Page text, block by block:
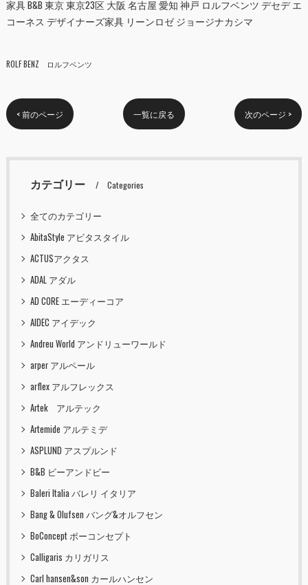
家具 B&B 東京 東京23区 大阪 名古屋 愛知 神戸 ロルフベンツ デセデ エ
コーネス デザイナーズ家具 リーンロゼ ジョージナカシマ
ROLF BENZ ロルフベンツ
< 前のページ 一覧に戻る 次のページ >
カテゴリー Categories
全てのカテゴリー
AbitaStyle アビタスタイル
ACTUSアクタス
ADAL アダル
AD CORE エーディーコア
AIDEC アイデック
Andreu World アンドリューワールド
arper アルペール
arflex アルフレックス
Artek アルテック
Artemide アルテミデ
ASPLUND アスプルンド
B&B ビーアンドビー
Baleri Italia バレリ イタリア
Bang & Olufsen バング&オルフセン
BoConcept ボーコンセプト
Calligaris カリガリス
Carl hansen&son カールハンセン